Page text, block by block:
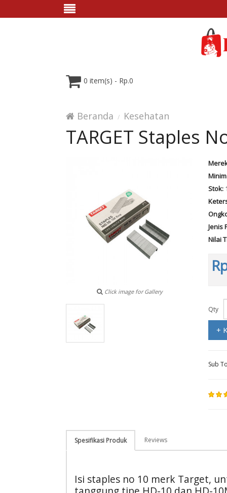
0 item(s) - Rp.0
Beranda Kesehatan
TARGET Staples
Click image for Gallery
Stok:
Jenis
Nilai
Qty
+
Sub
Spesifikasi Produk Reviews
Isi staples no 10 merk Target,